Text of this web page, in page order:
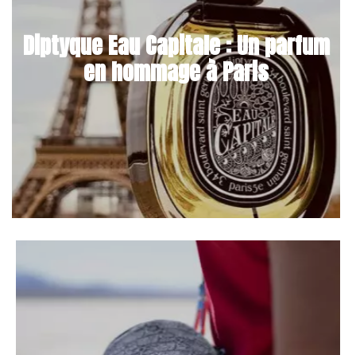
Diptyque Eau Capitale : Un parfum
en hommage à Paris